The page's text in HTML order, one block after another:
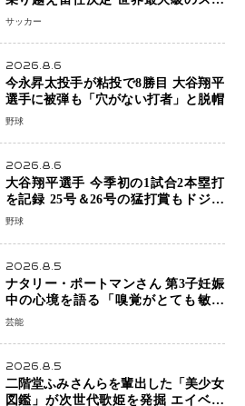
ーツ組織を支える「権威」は揺るがず
サッカー
2026.8.6
今永昇太投手が粘投で8勝目 大谷翔平
選手に被弾も「穴がない打者」と脱帽
野球
2026.8.6
大谷翔平選手 今季初の1試合2本塁打
を記録 25号＆26号の猛打賞もドジャ
ースは今季ワーストの6連敗
野球
2026.8.5
ナタリー・ポートマンさん 第3子妊娠
中の心境を語る「嗅覚がとても敏感
に」マタニティフォトも公開
芸能
2026.8.5
二階堂ふみさんらを輩出した「美少女
図鑑」が次世代歌姫を発掘 エイベッ